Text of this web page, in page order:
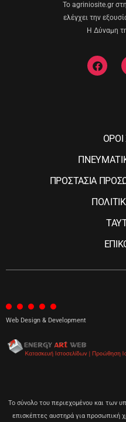
Το agriniosite.gr
ελέγχει την
Η Δύναμη
ΠΡΟΣΤΑΣΙΑ
Web Design & Development
Το σύνολο του περιεχομένου και των
επισκέπτες αυστηρά για προσωπική